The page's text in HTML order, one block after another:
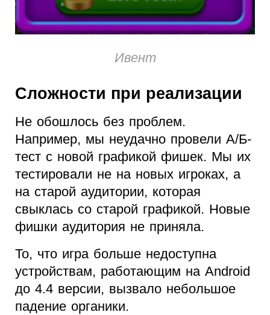
Ивент
Cложности при реализации
Не обошлось без проблем.
Например, мы неудачно провели А/Б-
тест с новой графикой фишек. Мы их
тестировали не на новых игроках, а
на старой аудитории, которая
свыклась со старой графикой. Новые
фишки аудитория не приняла.
То, что игра больше недоступна
устройствам, работающим на Android
до 4.4 версии, вызвало небольшое
падение органики.